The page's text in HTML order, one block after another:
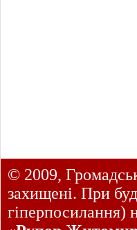
© 2009,
захищені. При
гіперпосилання)